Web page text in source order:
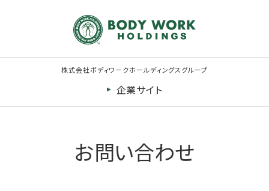
株式会社ボディワークホールディングスグループ
企業サイト
お問い合わせ